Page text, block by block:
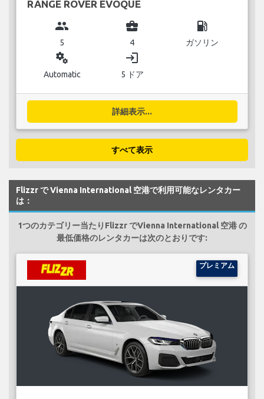
RANGE ROVER EVOQUE
group
5
business_center
4
local_gas_station
ガソリン
miscellaneous_services
Automatic
login
5 ドア
詳細表示...
すべて表示
Flizzr で Vienna International 空港で利用可能なレンタカー
は：
1つのカテゴリー当たりFlizzr でVienna International 空港 の
最低価格のレンタカーは次のとおりです:
プレミアム